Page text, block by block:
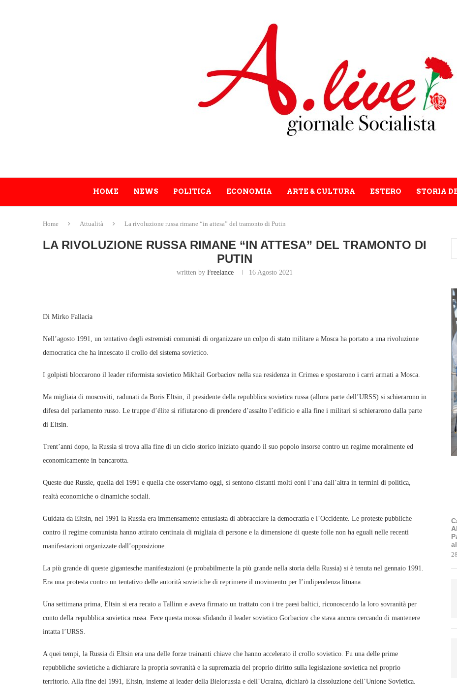
HOME NEWS POLITICA ECONOMIA ARTE & CULTURA ESTERO STORIA
Home Attualità La rivoluzione russa rimane “in attesa” del tramonto di Putin
LA RIVOLUZIONE RUSSA RIMANE “IN ATTESA” DEL TRAMONTO DI
PUTIN
written by Freelance 16 Agosto 2021
Di Mirko Fallacia
Nell’agosto 1991, un tentativo degli estremisti comunisti di organizzare un colpo di stato militare a Mosca ha portato a una rivoluzione
democratica che ha innescato il crollo del sistema sovietico.
I golpisti bloccarono il leader riformista sovietico Mikhail Gorbaciov nella sua residenza in Crimea e spostarono i carri armati a Mosca.
Ma migliaia di moscoviti, radunati da Boris Eltsin, il presidente della repubblica sovietica russa (allora parte dell’URSS) si schierarono in
difesa del parlamento russo. Le truppe d’élite si rifiutarono di prendere d’assalto l’edificio e alla fine i militari si schierarono dalla parte
di Eltsin.
Trent’anni dopo, la Russia si trova alla fine di un ciclo storico iniziato quando il suo popolo insorse contro un regime moralmente ed
economicamente in bancarotta.
Queste due Russie, quella del 1991 e quella che osserviamo oggi, si sentono distanti molti eoni l’una dall’altra in termini di politica,
realtà economiche o dinamiche sociali.
Guidata da Eltsin, nel 1991 la Russia era immensamente entusiasta di abbracciare la democrazia e l’Occidente. Le proteste pubbliche
contro il regime comunista hanno attirato centinaia di migliaia di persone e la dimensione di queste folle non ha eguali nelle recenti
manifestazioni organizzate dall’opposizione.
La più grande di queste gigantesche manifestazioni (e probabilmente la più grande nella storia della Russia) si è tenuta nel gennaio 1991.
Era una protesta contro un tentativo delle autorità sovietiche di reprimere il movimento per l’indipendenza lituana.
Una settimana prima, Eltsin si era recato a Tallinn e aveva firmato un trattato con i tre paesi baltici, riconoscendo la loro sovranità per
conto della repubblica sovietica russa. Fece questa mossa sfidando il leader sovietico Gorbaciov che stava ancora cercando di mantenere
intatta l’URSS.
A quei tempi, la Russia di Eltsin era una delle forze trainanti chiave che hanno accelerato il crollo sovietico. Fu una delle prime
repubbliche sovietiche a dichiarare la propria sovranità e la supremazia del proprio diritto sulla legislazione sovietica nel proprio
territorio. Alla fine del 1991, Eltsin, insieme ai leader della Bielorussia e dell’Ucraina, dichiarò la dissoluzione dell’Unione Sovietica.